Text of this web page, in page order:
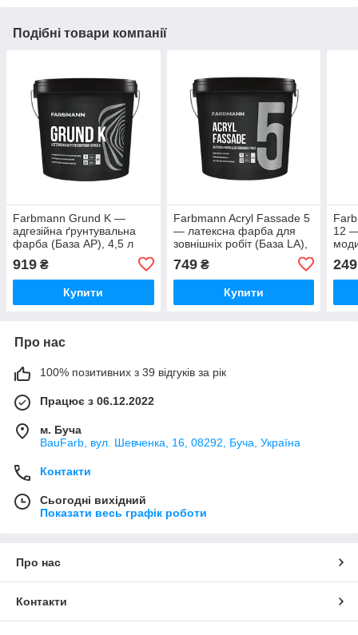
Подібні товари компанії
Farbmann Grund K —
адгезійна ґрунтувальна
фарба (База AP), 4,5 л
919 ₴
Купити
Farbmann Acryl Fassade 5
— латексна фарба для
зовнішніх робіт (База LA),
749₴
Купити
12
249
Про нас
100% позитивних з 39 відгуків за рік
Працює з 06.12.2022
м. Буча
BauFarb, вул. Шевченка, 16, 08292, Буча, Україна
Контакти
Сьогодні вихідний
Показати весь графік роботи
Про нас
Контакти